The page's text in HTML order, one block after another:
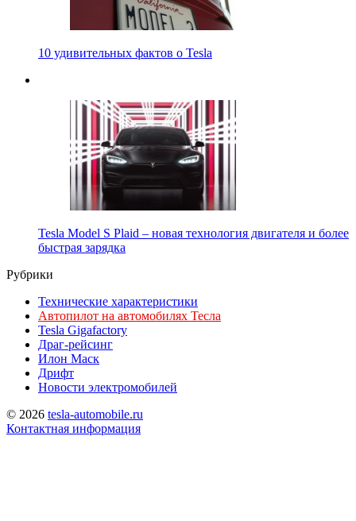
10 удивительных фактов о Tesla
Tesla Model S Plaid – новая технология двигателя и более
быстрая зарядка
Рубрики
Технические характеристики
Автопилот на автомобилях Тесла
Tesla Gigafactory
Драг-рейсинг
Илон Маск
Дрифт
Новости электромобилей
© 2026 tesla-automobile.ru
Контактная информация